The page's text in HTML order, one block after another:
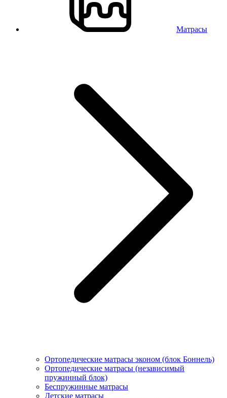
Матрасы
Ортопедические матрасы эконом (блок Боннель)
Ортопедические матрасы (независимый
пружинный блок)
Беcпружинные матрасы
Детские матрасы